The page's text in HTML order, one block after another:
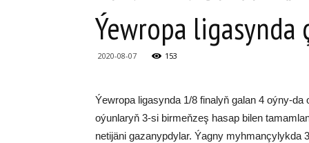
Ýewropa
2020-08-07 153
Ýewropa ligasynda 1/8 finalyň galan 4 oýny-
oýunlaryň 3-si birmeňzeş hasap bilen
netijäni gazanypdylar. Ýagny myhmançylykda